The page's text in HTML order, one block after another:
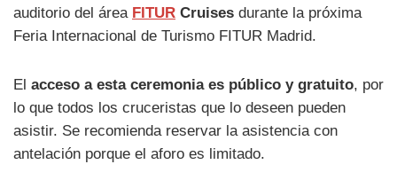
auditorio del área FITUR Cruises durante la próxima
Feria Internacional de Turismo FITUR Madrid.
El acceso a esta ceremonia es público y gratuito, por
lo que todos los cruceristas que lo deseen pueden
asistir. Se recomienda reservar la asistencia con
antelación porque el aforo es limitado.